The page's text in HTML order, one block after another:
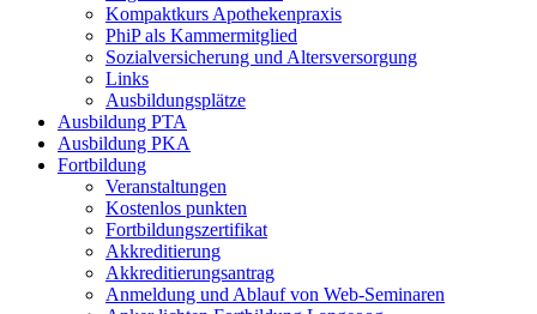
Kompaktkurs Apothekenpraxis
PhiP als Kammermitglied
Sozialversicherung und Altersversorgung
Links
Ausbildungsplätze
Ausbildung PTA
Ausbildung PKA
Fortbildung
Veranstaltungen
Kostenlos punkten
Fortbildungszertifikat
Akkreditierung
Akkreditierungsantrag
Anmeldung und Ablauf von Web-Seminaren